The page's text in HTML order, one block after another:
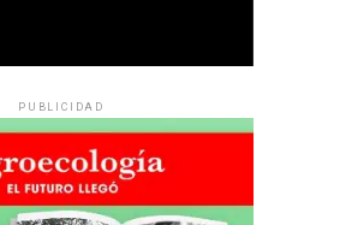
PUBLICIDAD